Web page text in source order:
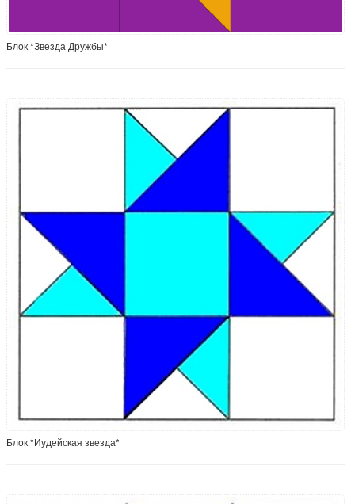
Блок *Звезда Дружбы*
Блок *Иудейская звезда*